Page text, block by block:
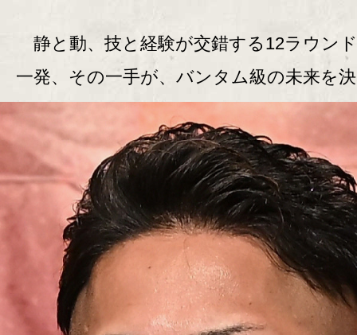
静と動、技と経験が交錯する12ラウン
一発、その一手が、バンタム級の未来を